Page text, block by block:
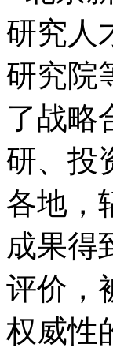
研究人
研究院
了战略
研、投
各地，
成果得
评价，
权威性